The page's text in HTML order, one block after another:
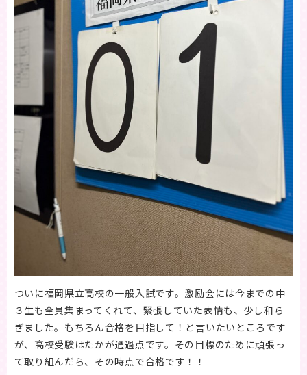
ついに福岡県立高校の一般入試です。激励会には今までの中
３生も全員集まってくれて、緊張していた表情も、少し和ら
ぎました。もちろん合格を目指して！と言いたいところです
が、高校受験はたかが通過点です。その目標のために頑張っ
て取り組んだら、その時点で合格です！！